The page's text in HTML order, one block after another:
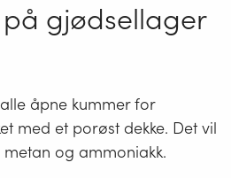
på gjødsellager
åpne kummer for
med et porøst dekke. Det vil
og ammoniakk.